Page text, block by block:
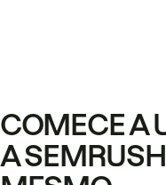
COMECE A
A